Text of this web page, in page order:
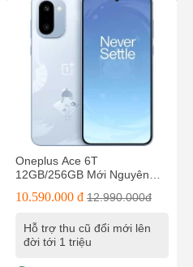
Oneplus Ace 6T
12GB/256GB Mới Nguyên
10.590.000 đ 12.990.000đ
Hỗ trợ thu cũ đổi mới lên
đời tới 1 triệu